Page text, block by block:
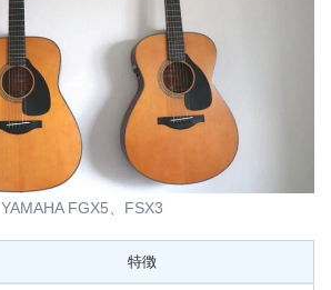
YAMAHA FGX5、FSX3
特徴